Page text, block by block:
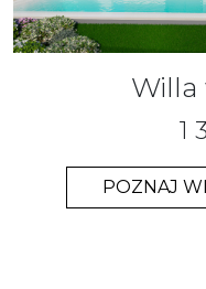
Willa
1
POZNAJ